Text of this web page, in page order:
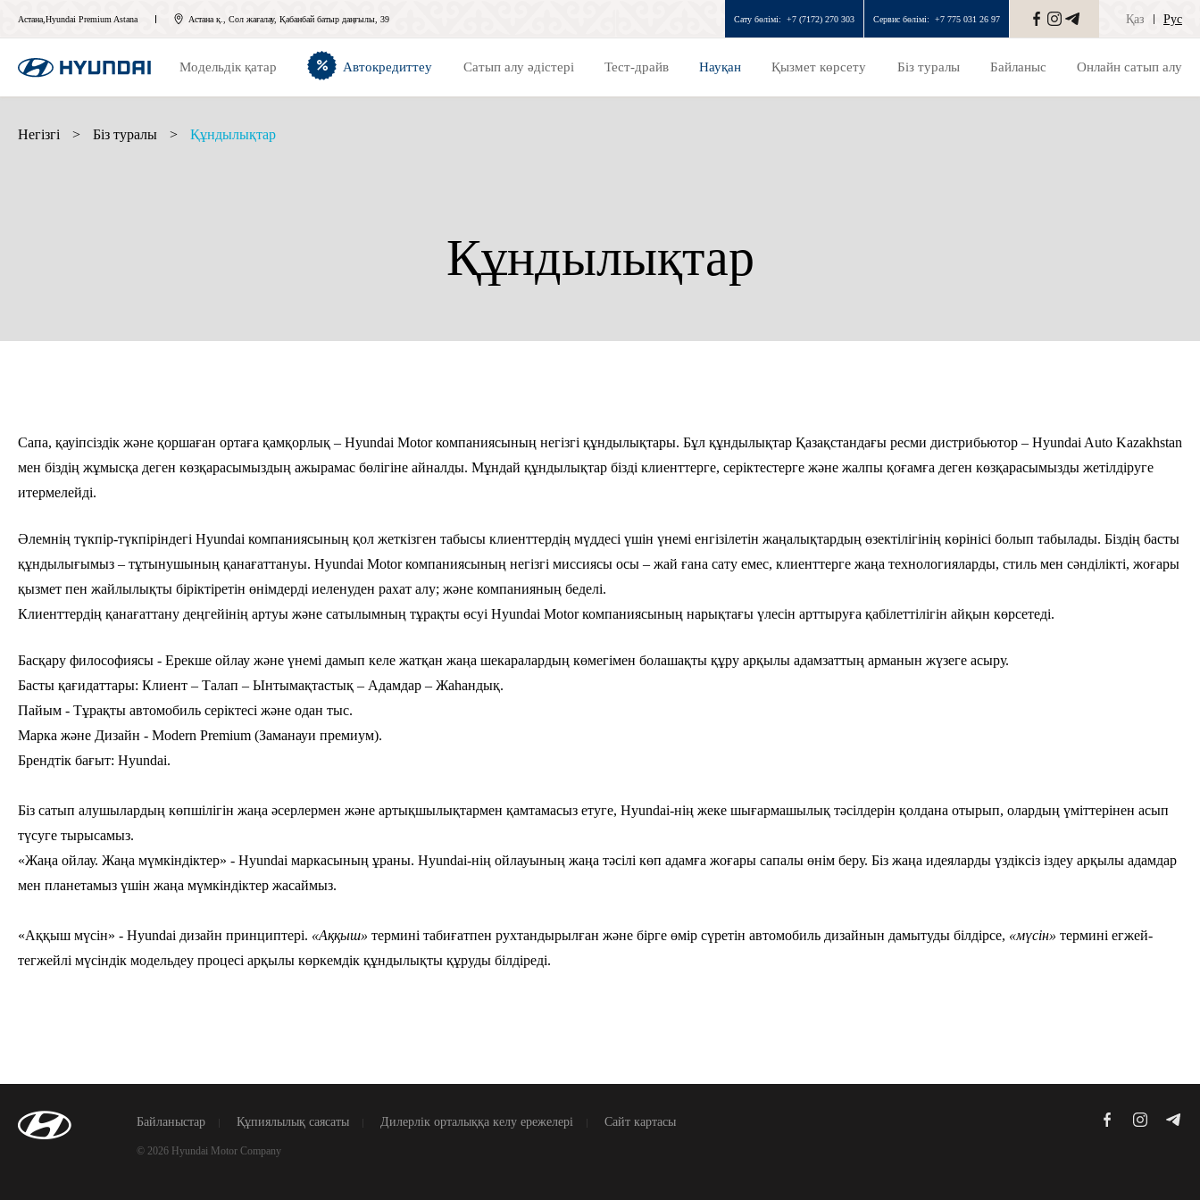
Астана,Hyundai Premium Astana Астана қ., Сол жағалау, Қабанбай батыр даңғылы, 39 Сату бөлімі: +7 (7172) 270 303 Сервис бөлімі: +7 775 031 26 97 Қаз Рус
Модельдік қатар Автокредиттеу Сатып алу әдістері Тест-драйв Науқан Қызмет көрсету Біз туралы Байланыс Онлайн сатып алу
Негізгі > Біз туралы > Құндылықтар
Құндылықтар
Сапа, қауіпсіздік және қоршаған ортаға қамқорлық – Hyundai Motor компаниясының негізгі құндылықтары. Бұл құндылықтар Қазақстандағы ресми дистрибьютор – Hyundai Auto Kazakhstan
мен біздің жұмысқа деген көзқарасымыздың ажырамас бөлігіне айналды. Мұндай құндылықтар бізді клиенттерге, серіктестерге және жалпы қоғамға деген көзқарасымызды жетілдіруге
итермелейді.
Әлемнің түкпір-түкпіріндегі Hyundai компаниясының қол жеткізген табысы клиенттердің мүддесі үшін үнемі енгізілетін жаңалықтардың өзектілігінің көрінісі болып табылады. Біздің басты
құндылығымыз – тұтынушының қанағаттануы. Hyundai Motor компаниясының негізгі миссиясы осы – жай ғана сату емес, клиенттерге жаңа технологияларды, стиль мен сәнділікті, жоғары
қызмет пен жайлылықты біріктіретін өнімдерді иеленуден рахат алу; және компанияның беделі.
Клиенттердің қанағаттану деңгейінің артуы және сатылымның тұрақты өсуі Hyundai Motor компаниясының нарықтағы үлесін арттыруға қабілеттілігін айқын көрсетеді.
Басқару философиясы - Ерекше ойлау және үнемі дамып келе жатқан жаңа шекаралардың көмегімен болашақты құру арқылы адамзаттың арманын жүзеге асыру.
Басты қағидаттары: Клиент – Талап – Ынтымақтастық – Адамдар – Жаһандық.
Пайым - Тұрақты автомобиль серіктесі және одан тыс.
Марка және Дизайн - Modern Premium (Заманауи премиум).
Брендтік бағыт: Hyundai.
Біз сатып алушылардың көпшілігін жаңа әсерлермен және артықшылықтармен қамтамасыз етуге, Hyundai-нің жеке шығармашылық тәсілдерін қолдана отырып, олардың үміттерінен асып
түсуге тырысамыз.
«Жаңа ойлау. Жаңа мүмкіндіктер» - Hyundai маркасының ұраны. Hyundai-нің ойлауының жаңа тәсілі көп адамға жоғары сапалы өнім беру. Біз жаңа идеяларды үздіксіз іздеу арқылы адамдар
мен планетамыз үшін жаңа мүмкіндіктер жасаймыз.
«Аққыш мүсін» - Hyundai дизайн принциптері. «Аққыш» термині табиғатпен рухтандырылған және бірге өмір сүретін автомобиль дизайнын дамытуды білдірсе, «мүсін» термині егжей-
тегжейлі мүсіндік модельдеу процесі арқылы көркемдік құндылықты құруды білдіреді.
Байланыстар Құпиялылық саясаты Дилерлік орталыққа келу ережелері Сайт картасы
© 2026 Hyundai Motor Company